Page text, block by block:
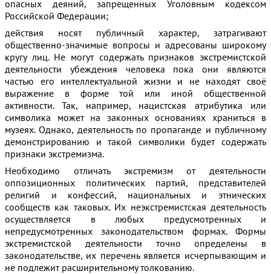
опасных деяний, запрещенных Уголовным кодексом
Российской Федерации;
действия носят публичный характер, затрагивают
общественно-значимые вопросы и адресованы широкому
кругу лиц. Не могут содержать признаков экстремистской
деятельности убеждения человека пока они являются
частью его интеллектуальной жизни и не находят своё
выражение в форме той или иной общественной
активности. Так, например, нацистская атрибутика или
символика может на законных основаниях храниться в
музеях. Однако, деятельность по пропаганде и публичному
демонстрированию и такой символики будет содержать
признаки экстремизма.
Необходимо отличать экстремизм от деятельности
оппозиционных политических партий, представителей
религий и конфессий, национальных и этнических
сообществ как таковых. Их неэкстремистская деятельность
осуществляется в любых предусмотренных и
непредусмотренных законодательством формах. Формы
экстремистской деятельности точно определены в
законодательстве, их перечень является исчерпывающим и
не подлежит расширительному толкованию.